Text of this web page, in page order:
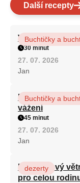
Další recepty
Vláčná olejová
Buchtičky a
30 minut
27. 07. 2026
Jan
Hrnková
vážení
Buchtičky a
45 minut
27. 07. 2026
Jan
Karamelový
pro celou
dezerty